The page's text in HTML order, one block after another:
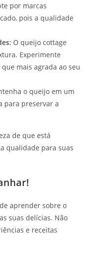
por marcas
pois a qualidade
O queijo cottage
Experimente
mais agrada ao seu
o queijo em um
para preservar a
de que está
qualidade para suas
aprender sobre o
suas delícias. Não
e receitas